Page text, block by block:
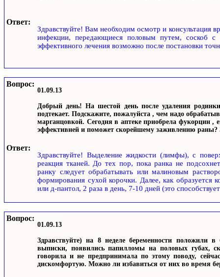
Ответ:
Здравствуйте! Вам необходим осмотр и консультация
инфекции, передающиеся половым путем, соскоб с
эффективного лечения возможно после постановки
Вопрос:
01.09.13
Добрый день! На шестой день после удаления
подтекает. Подскажите, пожалуйста , чем надо
марганцовкой. Сегодня в аптеке приобрела фукорцин ,
эффективней и поможет скорейшему заживлению раны?
Ответ:
Здравствуйте! Выделение жидкости (лимфы), с
реакция тканей. До тех пор, пока ранка не
ранку следует обрабатывать или малиновым
формирования сухой корочки. Далее, как образуется
или д-пантол, 2 раза в день, 7-10 дней (это
Вопрос:
01.09.13
Здравствуйте) на 8 неделе беременности положили
выписки, появились папилломы на половых губах,
говорила и не предпринимала по этому поводу,
дискомфортую. Можно ли избавиться от них во время